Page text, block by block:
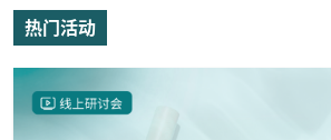
热门活动